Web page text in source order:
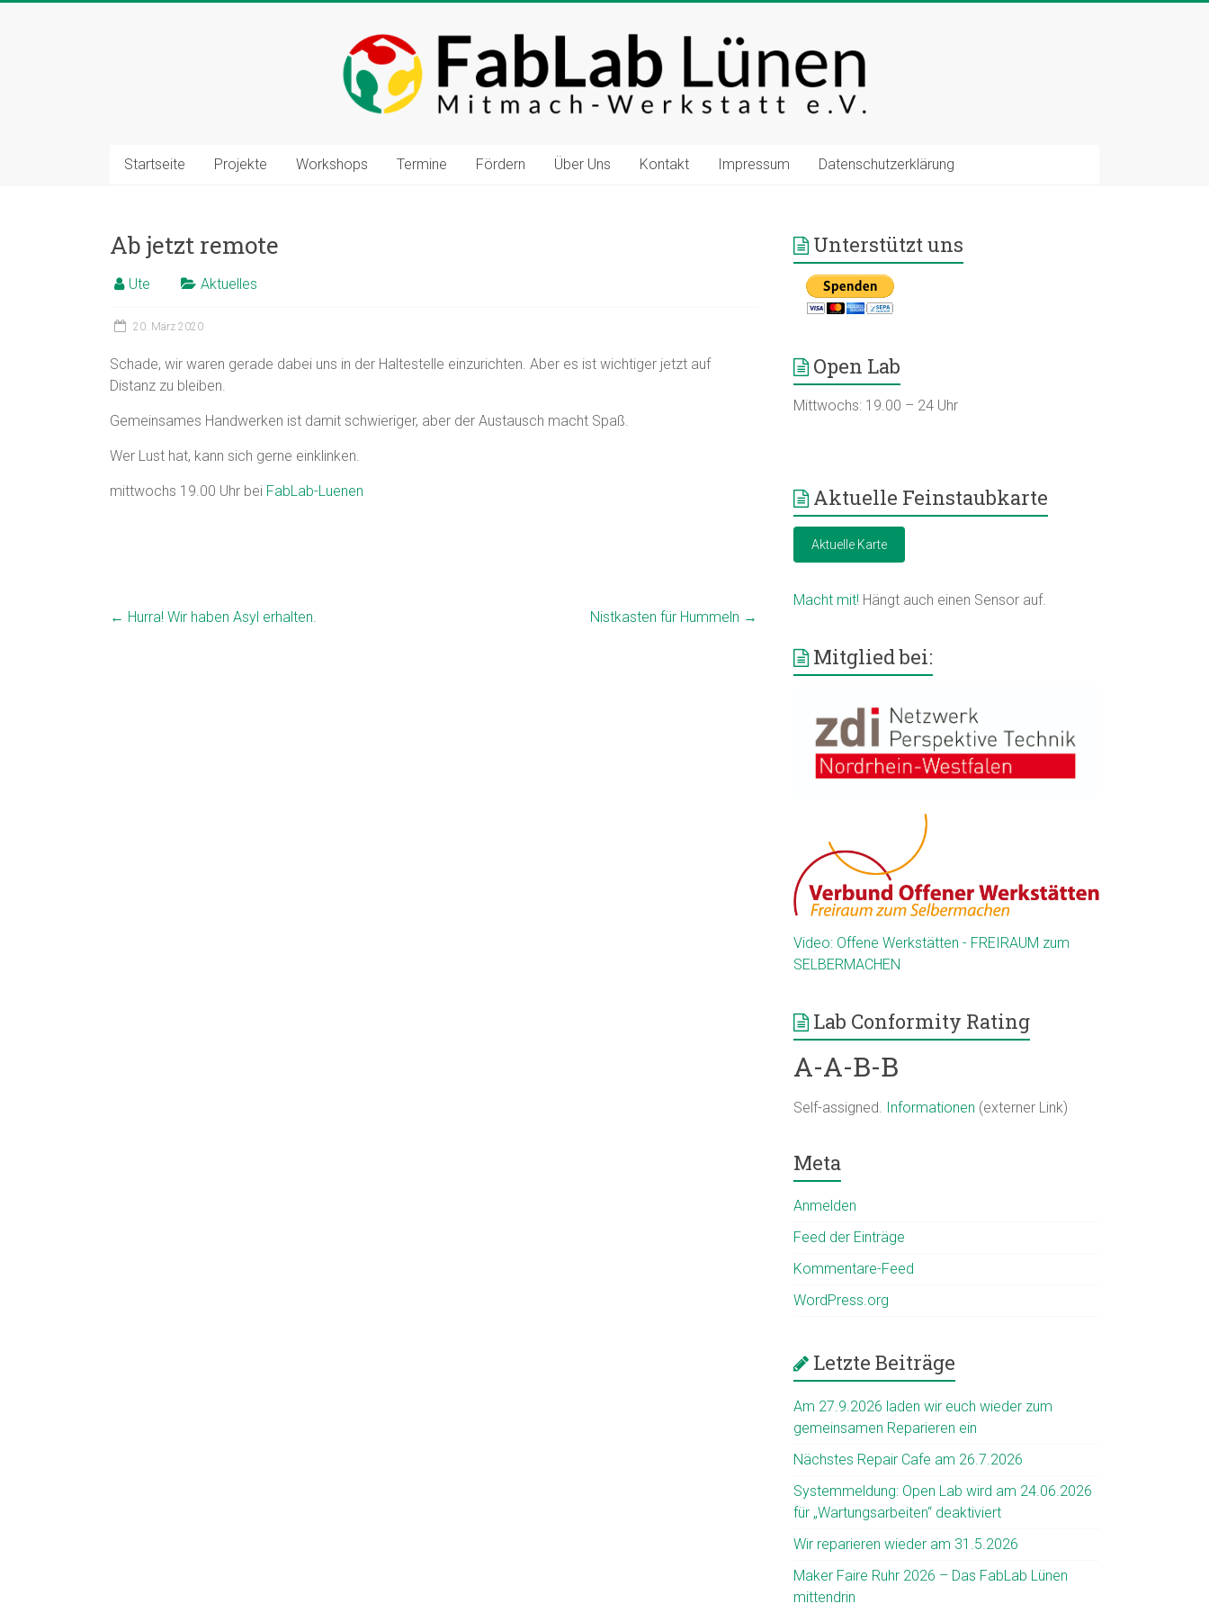
Startseite Projekte Workshops Termine Fördern Über Uns Kontakt Impressum Datenschutzerklärung
Ab jetzt remote
Ute Aktuelles
20. März 2020
Schade, wir waren gerade dabei uns in der Haltestelle einzurichten. Aber es ist wichtiger jetzt auf
Distanz zu bleiben.
Gemeinsames Handwerken ist damit schwieriger, aber der Austausch macht Spaß.
Wer Lust hat, kann sich gerne einklinken.
mittwochs 19.00 Uhr bei FabLab-Luenen
← Hurra! Wir haben Asyl erhalten. Nistkasten für Hummeln →
Unterstützt uns
Open Lab
Mittwochs: 19.00 – 24 Uhr
Aktuelle Feinstaubkarte
Aktuelle Karte
Macht mit! Hängt auch einen Sensor auf.
Mitglied bei:
Video: Offene Werkstätten - FREIRAUM zum
SELBERMACHEN
Lab Conformity Rating
A-A-B-B
Self-assigned. Informationen (externer Link)
Meta
Anmelden
Feed der Einträge
Kommentare-Feed
WordPress.org
Letzte Beiträge
Am 27.9.2026 laden wir euch wieder zum
gemeinsamen Reparieren ein
Nächstes Repair Cafe am 26.7.2026
Systemmeldung: Open Lab wird am 24.06.2026
für „Wartungsarbeiten“ deaktiviert
Wir reparieren wieder am 31.5.2026
Maker Faire Ruhr 2026 – Das FabLab Lünen
mittendrin